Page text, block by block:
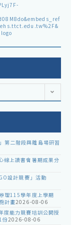
第二階段與離島場研習
線上讀書會暑期成果分
設計競賽」活動
理115學年度上學期
計畫2026-08-06
度能力競賽培訓公開授
份2026-08-06